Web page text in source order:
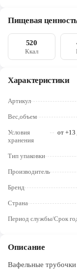
Череповец
Ярославль
картофельный,
антиокислитель -
Возможно наличие в
Пищевая
520
Ккал
Характеристики
Артикул
Вес,объем
Условия
хранения
от +13
Тип упаковки
Производитель
Бренд
Страна
Период службы/Срок
Описание
Вафельные трубочки